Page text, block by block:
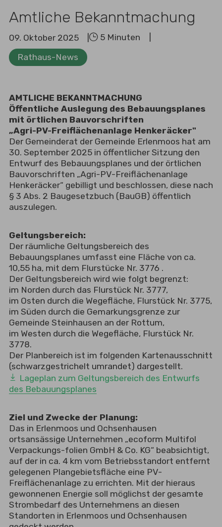
Amtliche Bekanntmachung
09. Oktober 2025
AMTLICHE BEKANNTMACHUNG
Öffentliche Auslegung des Bebauungsplanes
mit örtlichen Bauvorschriften
„Agri-PV-Freiflächenanlage Henkeräcker"
Der Gemeinderat der Gemeinde Erlenmoos hat am
30. September 2025 in öffentlicher Sitzung den
Entwurf des Bebauungsplanes und der örtlichen
Bauvorschriften „Agri-PV-Freiflächenanlage
Henkeräcker“ gebilligt und beschlossen, diese nach
§ 3 Abs. 2 Baugesetzbuch (BauGB) öffentlich
auszulegen.
Geltungsbereich:
Der räumliche Geltungsbereich des
Bebauungsplanes umfasst eine Fläche von ca.
10,55 ha, mit dem Flurstücke Nr. 3776 .
Der Geltungsbereich wird wie folgt begrenzt:
im Norden durch das Flurstück Nr. 3777,
im Osten durch die Wegefläche, Flurstück Nr. 3775,
im Süden durch die Gemarkungsgrenze zur
Gemeinde Steinhausen an der Rottum,
im Westen durch die Wegefläche, Flurstück Nr.
3778.
Der Planbereich ist im folgenden Kartenausschnitt
(schwarzgestrichelt umrandet) dargestellt.
Lageplan zum Geltungsbereich des Entwurfs
des Bebauungsplanes
Ziel und Zwecke der Planung:
Das in Erlenmoos und Ochsenhausen
ortsansässige Unternehmen „ecoform Multifol
Verpackungs-folien GmbH & Co. KG“ beabsichtigt,
auf der in ca. 4 km vom Betriebsstandort entfernt
gelegenen Plangebietsfläche eine PV-
Freiflächenanlage zu errichten. Mit der hieraus
gewonnenen Energie soll möglichst der gesamte
Strombedarf des Unternehmens an diesen
Standorten in Erlenmoos und Ochsenhausen